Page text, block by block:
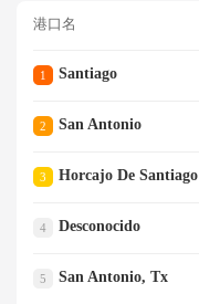
港口名
1 Santiago
2 San Antonio
3 Horcajo De Santiago
4 Desconocido
5 San Antonio, Tx